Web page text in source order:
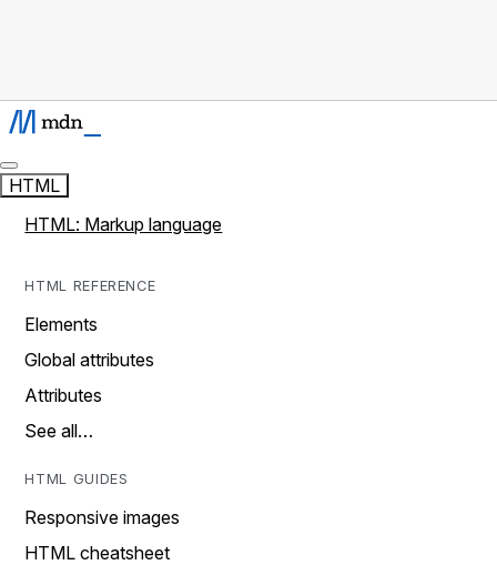
HTML
HTML: Markup language
HTML REFERENCE
Elements
Global attributes
Attributes
See all…
HTML GUIDES
Responsive images
HTML cheatsheet